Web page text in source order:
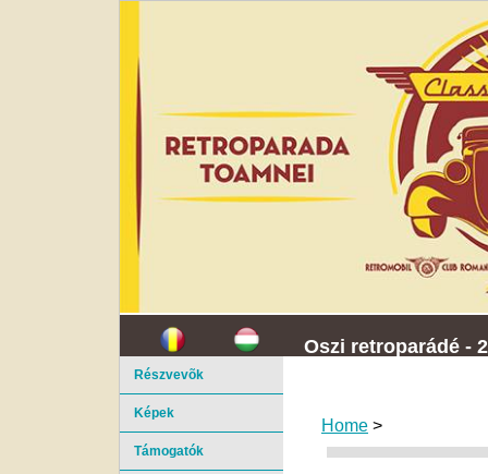
Oszi retroparádé -
Home >
Részvevõk
Képek
Támogatók